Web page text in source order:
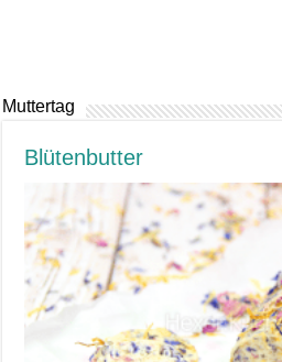
Muttertag
Blütenbutter